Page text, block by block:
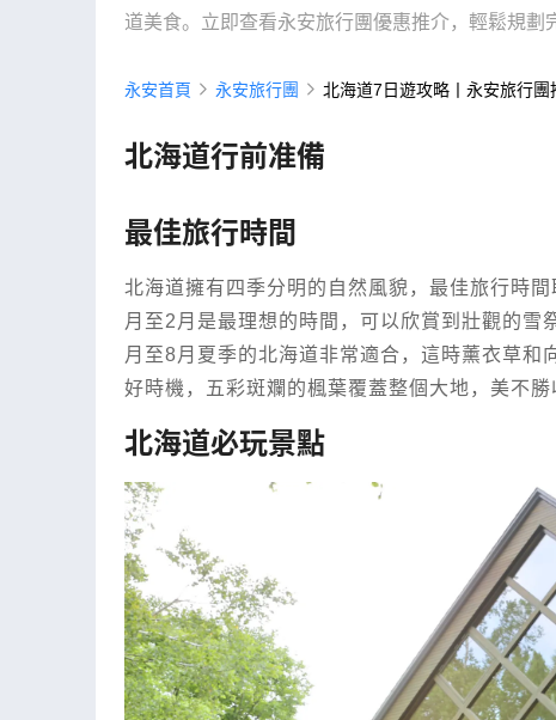
道美食。立即查看永安旅行團優惠推介，輕鬆規劃
永安首頁 永安旅行團 北海道7日遊攻略丨永安旅行團
北海道行前准備
最佳旅行時間
北海道擁有四季分明的自然風貌，最佳旅行時
月至2月是最理想的時間，可以欣賞到壯觀的
月至8月夏季的北海道非常適合，這時薰衣草
好時機，五彩斑斕的楓葉覆蓋整個大地，美不勝
北海道必玩景點